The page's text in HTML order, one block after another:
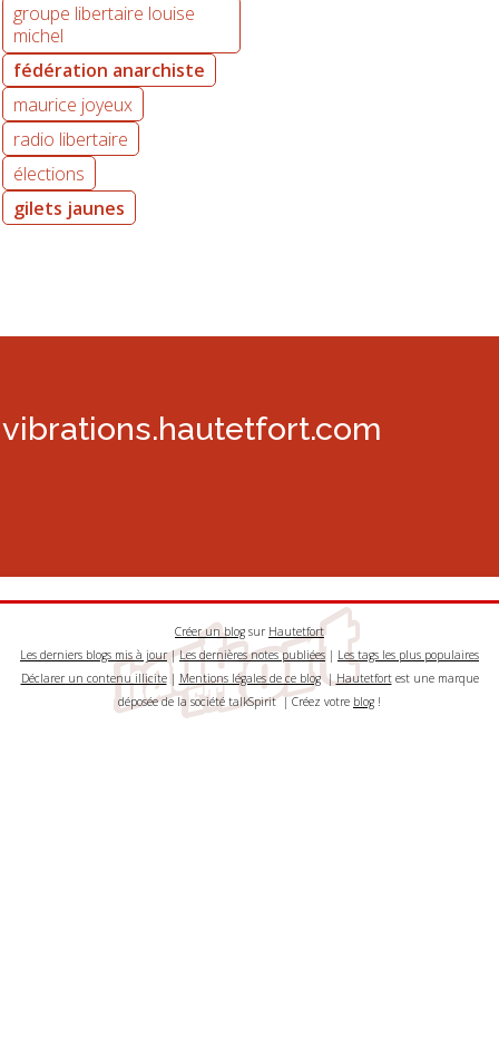
groupe libertaire louise
michel
fédération anarchiste
maurice joyeux
radio libertaire
élections
gilets jaunes
vibrations.hautetfort.com
Créer un blog sur Hautetfort
Les derniers blogs mis à jour|Les dernières notes publiées | Les tags les plus populaires
Déclarer un contenu illicite| Mentions légales de ce blog|Hautetfortest une marque
déposée de la société talkSpirit | Créez votre blog !